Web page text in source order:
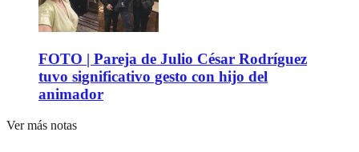
FOTO | Pareja de Julio César Rodríguez
tuvo significativo gesto con hijo del
animador
Ver más notas